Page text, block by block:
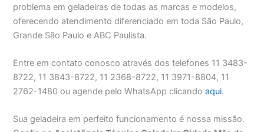
problema em geladeiras de todas as marcas e modelos,
oferecendo atendimento diferenciado em toda São Paulo,
Grande São Paulo e ABC Paulista.
Entre em contato conosco através dos telefones 11 3483-
8722, 11 3843-8722, 11 2368-8722, 11 3971-8804, 11
2762-1480 ou agende pelo WhatsApp clicandoaqui.
Sua geladeira em perfeito funcionamento é nossa missão.